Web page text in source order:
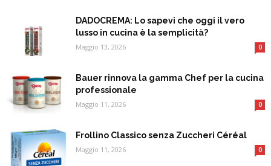
DADOCREMA: Lo sapevi che oggi il vero
lusso in cucina è la semplicità?
Maggio 13, 2026 0
Bauer rinnova la gamma Chef per la cucina
professionale
Maggio 11, 2026 0
Frollino Classico senza Zuccheri Céréal
Maggio 11, 2026 0